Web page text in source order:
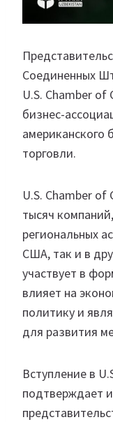
Соединенных
U.S. Chamber
бизнес-
американского
торговли.
U.S. Chamber
тысяч
региональных
США, так и в
участвует в
влияет на
политику и
для развития
Вступление в
подтверждает